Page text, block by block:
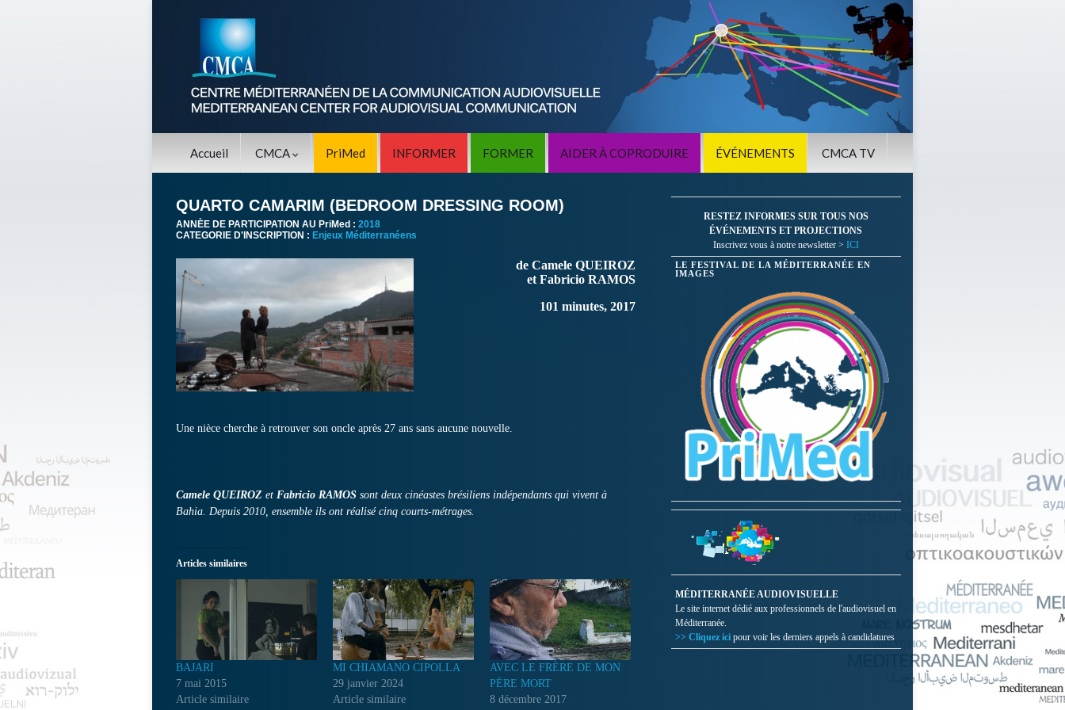
Accueil CMCA PriMed INFORMER FORMER AIDER À COPRODUIRE ÉVÉNEMENTS CMCA TV
QUARTO CAMARIM (BEDROOM DRESSING ROOM)
ANNÈE DE PARTICIPATION AU PriMed : 2018
CATEGORIE D'INSCRIPTION : Enjeux Méditerranéens
de Camele QUEIROZ
et Fabricio RAMOS
101 minutes, 2017
Une nièce cherche à retrouver son oncle après 27 ans sans aucune nouvelle.
Camele QUEIROZ et Fabricio RAMOS sont deux cinéastes brésiliens indépendants qui vivent à
Bahia. Depuis 2010, ensemble ils ont réalisé cinq courts-métrages.
Articles similaires
BAJARI
7 mai 2015
Article similaire
MI CHIAMANO CIPOLLA
29 janvier 2024
Article similaire
AVEC LE FRÈRE DE MON
PÈRE MORT
8 décembre 2017
RESTEZ INFORMES SUR TOUS NOS
ÉVÉNEMENTS ET PROJECTIONS
Inscrivez vous à notre newsletter > ICI
LE FESTIVAL DE LA MÉDITERRANÉE EN
IMAGES
MÉDITERRANÉE AUDIOVISUELLE
Le site internet dédié aux professionnels de l'audiovisuel en
Méditerranée.
>> Cliquez ici pour voir les derniers appels à candidatures